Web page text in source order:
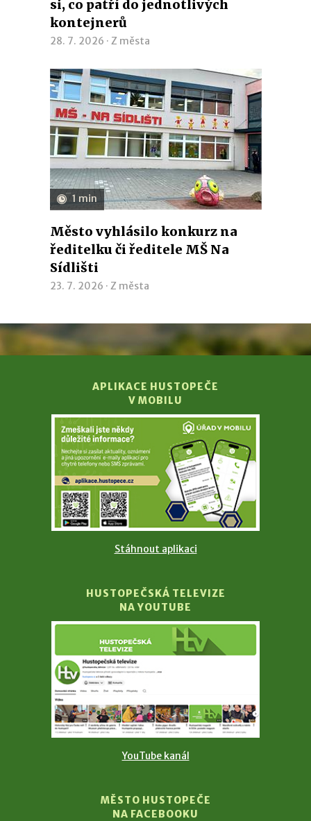
si, co patří do jednotlivých
kontejnerů
28. 7. 2026 · Z města
1 min
Město vyhlásilo konkurz na
ředitelku či ředitele MŠ Na
Sídlišti
23. 7. 2026 · Z města
APLIKACE HUSTOPEČE
V MOBILU
Stáhnout aplikaci
HUSTOPEČSKÁ TELEVIZE
NA YOUTUBE
YouTube kanál
MĚSTO HUSTOPEČE
NA FACEBOOKU